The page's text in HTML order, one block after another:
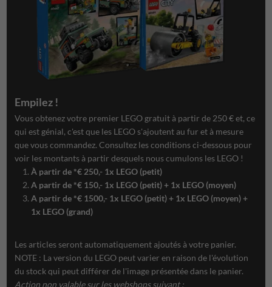
Empilez !
Vous obtenez votre premier LEGO gratuit à partir de 250 € et, ce
qui est génial, c'est que les LEGO s'ajoutent au fur et à mesure
que vous commandez. Consultez les conditions ci-dessous pour
voir les montants à partir desquels nous cumulons les LEGO !
À partir de *€ 250,- 1x LEGO (petit)
A partir de *€ 150,- 1x LEGO (petit) + 1x LEGO (moyen)
A partir de *€ 1500,- 1x LEGO (petit) + 1x LEGO (moyen) +
1x LEGO (grand)
Les articles seront automatiquement ajoutés à votre panier.
NOTE : La version du LEGO peut varier en raison de l'évolution
du stock qui peut différer de l'image présentée dans le panier.
Action non valable sur les webshops suivant :